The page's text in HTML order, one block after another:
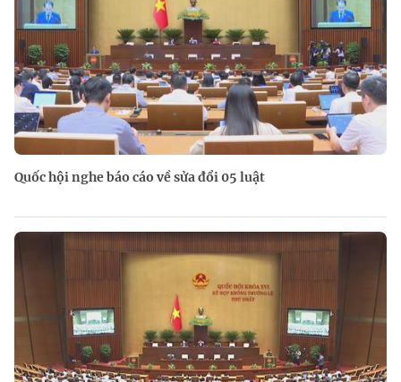
Quốc hội nghe báo cáo về sửa đổi 05 luật